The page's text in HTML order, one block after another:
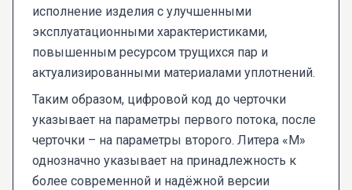
исполнение изделия с улучшенными
эксплуатационными характеристиками,
повышенным ресурсом трущихся пар и
актуализированными материалами уплотнений.
Таким образом, цифровой код до черточки
указывает на параметры первого потока, после
черточки – на параметры второго. Литера «М»
однозначно указывает на принадлежность к
более современной и надёжной версии